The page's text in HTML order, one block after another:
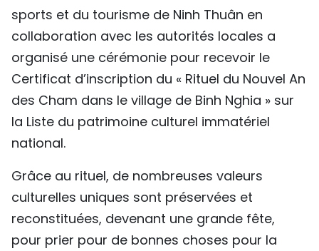
sports et du tourisme de Ninh Thuân en
collaboration avec les autorités locales a
organisé une cérémonie pour recevoir le
Certificat d’inscription du « Rituel du Nouvel An
des Cham dans le village de Binh Nghia » sur
la Liste du patrimoine culturel immatériel
national.
Grâce au rituel, de nombreuses valeurs
culturelles uniques sont préservées et
reconstituées, devenant une grande fête,
pour prier pour de bonnes choses pour la